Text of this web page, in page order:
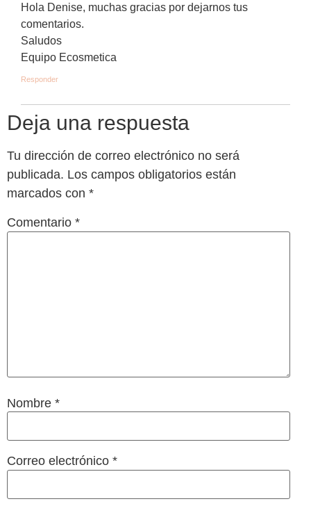
Hola Denise, muchas gracias por dejarnos tus
comentarios.
Saludos
Equipo Ecosmetica
Responder
Deja una respuesta
Tu dirección de correo electrónico no será
publicada. Los campos obligatorios están
marcados con *
Comentario *
Nombre *
Correo electrónico *